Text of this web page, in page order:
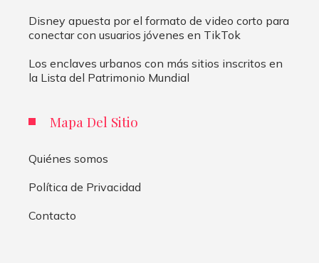
Disney apuesta por el formato de video corto para
conectar con usuarios jóvenes en TikTok
Los enclaves urbanos con más sitios inscritos en
la Lista del Patrimonio Mundial
Mapa Del Sitio
Quiénes somos
Política de Privacidad
Contacto